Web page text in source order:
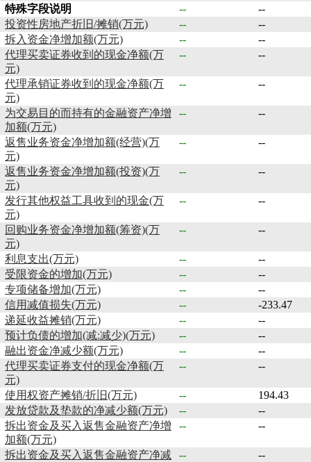
特殊字段说明 --
--
投资性房地产折旧/摊销(万元)
--
--
拆入资金净增加额(万元)
--
--
代理买卖证券收到的现金净额(万
元)
-- --
代理承销证券收到的现金净额(万
元)
-- --
为交易目的而持有的金融资产净增
加额(万元)
-- --
返售业务资金净增加额(经营)(万
元)
-- --
返售业务资金净增加额(投资)(万
元)
-- --
发行其他权益工具收到的现金(万
元)
-- --
回购业务资金净增加额(筹资)(万
元)
-- --
利息支出(万元) --
--
受限资金的增加(万元)
--
--
专项储备增加(万元)
--
--
信用减值损失(万元)
--
-233.47
递延收益摊销(万元)
--
--
预计负债的增加(减:减少)(万元)
--
--
融出资金净减少额(万元)
--
--
代理买卖证券支付的现金净额(万
元)
-- --
使用权资产摊销/折旧(万元) --
194.43
发放贷款及垫款的净减少额(万元)
--
--
拆出资金及买入返售金融资产净增
加额(万元)
-- --
拆出资金及买入返售金融资产净减
-- --